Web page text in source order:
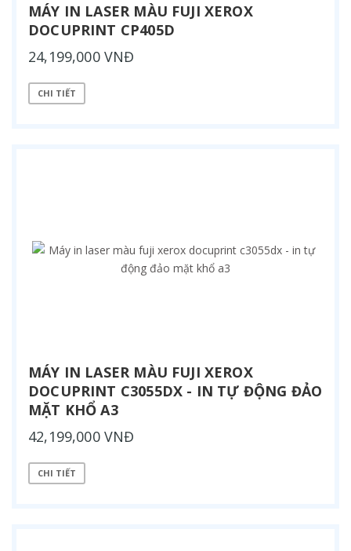
MÁY IN LASER MÀU FUJI XEROX
DOCUPRINT CP405D
24,199,000 VNĐ
CHI TIẾT
MÁY IN LASER MÀU FUJI XEROX
DOCUPRINT C3055DX - IN TỰ ĐỘNG ĐẢO
MẶT KHỔ A3
42,199,000 VNĐ
CHI TIẾT